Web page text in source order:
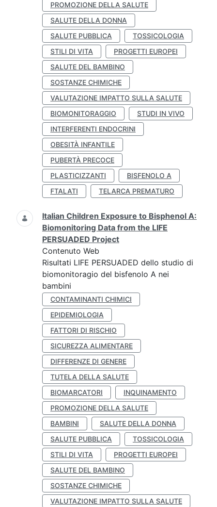
PROMOZIONE DELLA SALUTE
SALUTE DELLA DONNA
SALUTE PUBBLICA
TOSSICOLOGIA
STILI DI VITA
PROGETTI EUROPEI
SALUTE DEL BAMBINO
SOSTANZE CHIMICHE
VALUTAZIONE IMPATTO SULLA SALUTE
BIOMONITORAGGIO
STUDI IN VIVO
INTERFERENTI ENDOCRINI
OBESITÀ INFANTILE
PUBERTÀ PRECOCE
PLASTICIZZANTI
BISFENOLO A
FTALATI
TELARCA PREMATURO
Italian Children Exposure to Bisphenol A:
Biomonitoring Data from the LIFE
PERSUADED Project
Contenuto Web
Risultati LIFE PERSUADED dello studio di
biomonitoragio del bisfenolo A nei
bambini
CONTAMINANTI CHIMICI
EPIDEMIOLOGIA
FATTORI DI RISCHIO
SICUREZZA ALIMENTARE
DIFFERENZE DI GENERE
TUTELA DELLA SALUTE
BIOMARCATORI
INQUINAMENTO
PROMOZIONE DELLA SALUTE
BAMBINI
SALUTE DELLA DONNA
SALUTE PUBBLICA
TOSSICOLOGIA
STILI DI VITA
PROGETTI EUROPEI
SALUTE DEL BAMBINO
SOSTANZE CHIMICHE
VALUTAZIONE IMPATTO SULLA SALUTE